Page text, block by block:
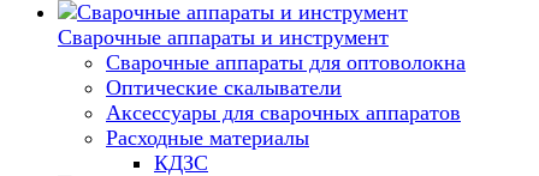
Сварочные аппараты и инструмент
Сварочные аппараты для оптоволокна
Оптические скалыватели
Аксессуары для сварочных аппаратов
Расходные материалы
КДЗС